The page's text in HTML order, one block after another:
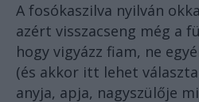
A fosókaszilva nyilván
azért visszacseng még a
hogy vigyázz fiam, ne
(és akkor itt lehet
anyja, apja, nagyszülője